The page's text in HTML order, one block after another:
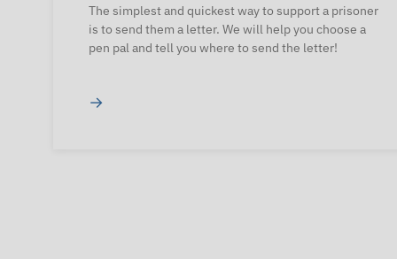
The simplest and quickest way to support a prisoner
is to send them a letter. We will help you choose a
pen pal and tell you where to send the letter!
→